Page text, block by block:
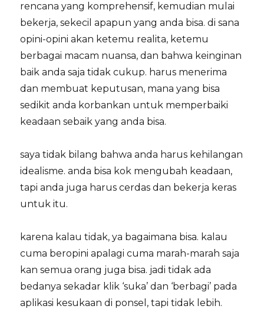
rencana yang komprehensif, kemudian mulai
bekerja, sekecil apapun yang anda bisa. di sana
opini-opini akan ketemu realita, ketemu
berbagai macam nuansa, dan bahwa keinginan
baik anda saja tidak cukup. harus menerima
dan membuat keputusan, mana yang bisa
sedikit anda korbankan untuk memperbaiki
keadaan sebaik yang anda bisa.
saya tidak bilang bahwa anda harus kehilangan
idealisme. anda bisa kok mengubah keadaan,
tapi anda juga harus cerdas dan bekerja keras
untuk itu.
karena kalau tidak, ya bagaimana bisa. kalau
cuma beropini apalagi cuma marah-marah saja
kan semua orang juga bisa. jadi tidak ada
bedanya sekadar klik ‘suka’ dan ‘berbagi’ pada
aplikasi kesukaan di ponsel, tapi tidak lebih.